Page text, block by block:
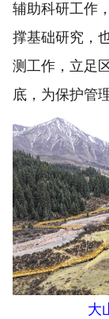
辅助科研工作
撑基础研究，
测工作，立足
底，为保护管
大